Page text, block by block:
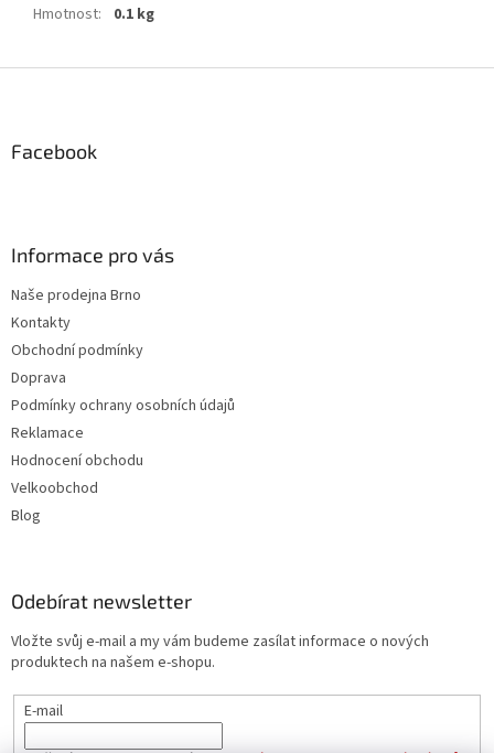
Hmotnost: 0.1 kg
Facebook
Informace pro vás
Naše prodejna Brno
Kontakty
Obchodní podmínky
Doprava
Podmínky ochrany osobních údajů
Reklamace
Hodnocení obchodu
Velkoobchod
Blog
Odebírat newsletter
Vložte svůj e-mail a my vám budeme zasílat informace o nových
produktech na našem e-shopu.
E-mail